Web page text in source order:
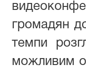
громадян
темпи
можливим